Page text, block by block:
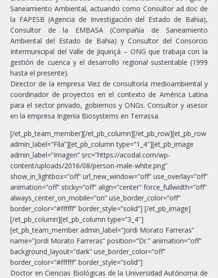
Saneamiento Ambiental, actuando como Consultor ad doc de
la FAPESB (Agencia de Investigación del Estado de Bahia),
Consultor de la EMBASA (Compañía de Saneamiento
Ambiental del Estado de Bahia) y Consultor del Consorcio
Intermunicipal del Valle de Jiquiriçá – ONG que trabaja con la
gestión de cuenca y el desarrollo regional sustentable (1999
hasta el presente).
Director de la empresa Viez de consultoría medioambiental y
coordinador de proyectos en el contexto de América Latina
para el sector privado, gobiernos y ONGs. Consultor y asesor
en la empresa Ingenia Biosystems en Terrassa.
[/et_pb_team_member][/et_pb_column][/et_pb_row][et_pb_row
admin_label=”Fila”][et_pb_column type=”1_4″][et_pb_image
admin_label=”Imagen” src=”https://acodal.com/wp-
content/uploads/2016/08/person-male-white.png”
show_in_lightbox=”off” url_new_window=”off” use_overlay=”off”
animation=”off” sticky=”off” align=”center” force_fullwidth=”off”
always_center_on_mobile=”on” use_border_color=”off”
border_color=”#ffffff” border_style=”solid”] [/et_pb_image]
[/et_pb_column][et_pb_column type=”3_4″]
[et_pb_team_member admin_label=”Jordi Morato Farreras”
name=”Jordi Morato Farreras” position=”Dr.” animation=”off”
background_layout=”dark” use_border_color=”off”
border_color=”#ffffff” border_style=”solid”]
Doctor en Ciencias Biológicas de la Universidad Autónoma de